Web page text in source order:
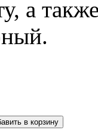
а